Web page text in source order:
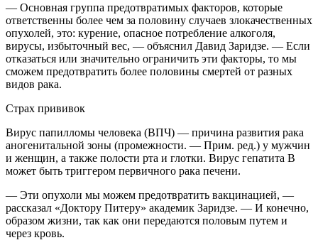
— Основная группа предотвратимых факторов, которые
ответственны более чем за половину случаев злокачественных
опухолей, это: курение, опасное потребление алкоголя,
вирусы, избыточный вес, — объяснил Давид Заридзе. — Если
отказаться или значительно ограничить эти факторы, то мы
сможем предотвратить более половины смертей от разных
видов рака.
Страх прививок
Вирус папилломы человека (ВПЧ) — причина развития рака
аногенитальной зоны (промежности. — Прим. ред.) у мужчин
и женщин, а также полости рта и глотки. Вирус гепатита В
может быть триггером первичного рака печени.
— Эти опухоли мы можем предотвратить вакцинацией, —
рассказал «Доктору Питеру» академик Заридзе. — И конечно,
образом жизни, так как они передаются половым путем и
через кровь.